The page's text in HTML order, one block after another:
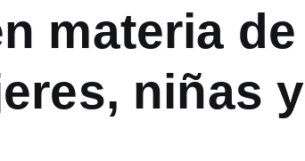
materia de
niñas y